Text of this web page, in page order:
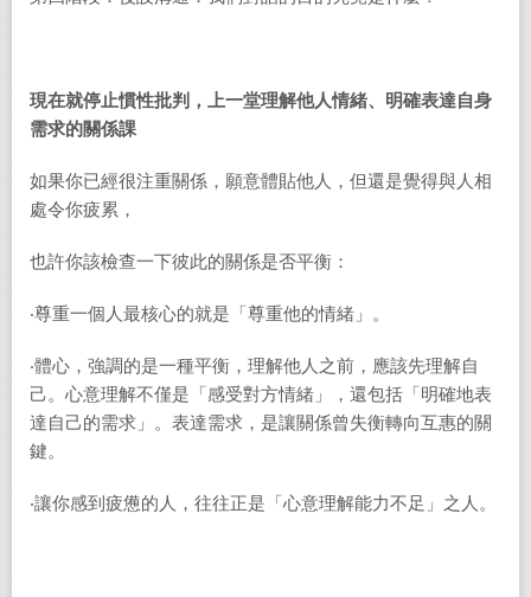
現在就停止慣性批判，上一堂理解他人情緒、明確表達自身
需求的關係課
如果你已經很注重關係，願意體貼他人，但還是覺得與人相
處令你疲累，
也許你該檢查一下彼此的關係是否平衡：
‧尊重一個人最核心的就是「尊重他的情緒」。
‧體心，強調的是一種平衡，理解他人之前，應該先理解自
己。心意理解不僅是「感受對方情緒」，還包括「明確地表
達自己的需求」。表達需求，是讓關係曾失衡轉向互惠的關
鍵。
‧讓你感到疲憊的人，往往正是「心意理解能力不足」之人。